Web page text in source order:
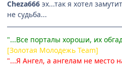
Cheza666 эх...так я хотел
не судьба...
"...Все порталы хороши, их
[Золотая Молодежь Team]
"...Я Ангел, а ангелам не место